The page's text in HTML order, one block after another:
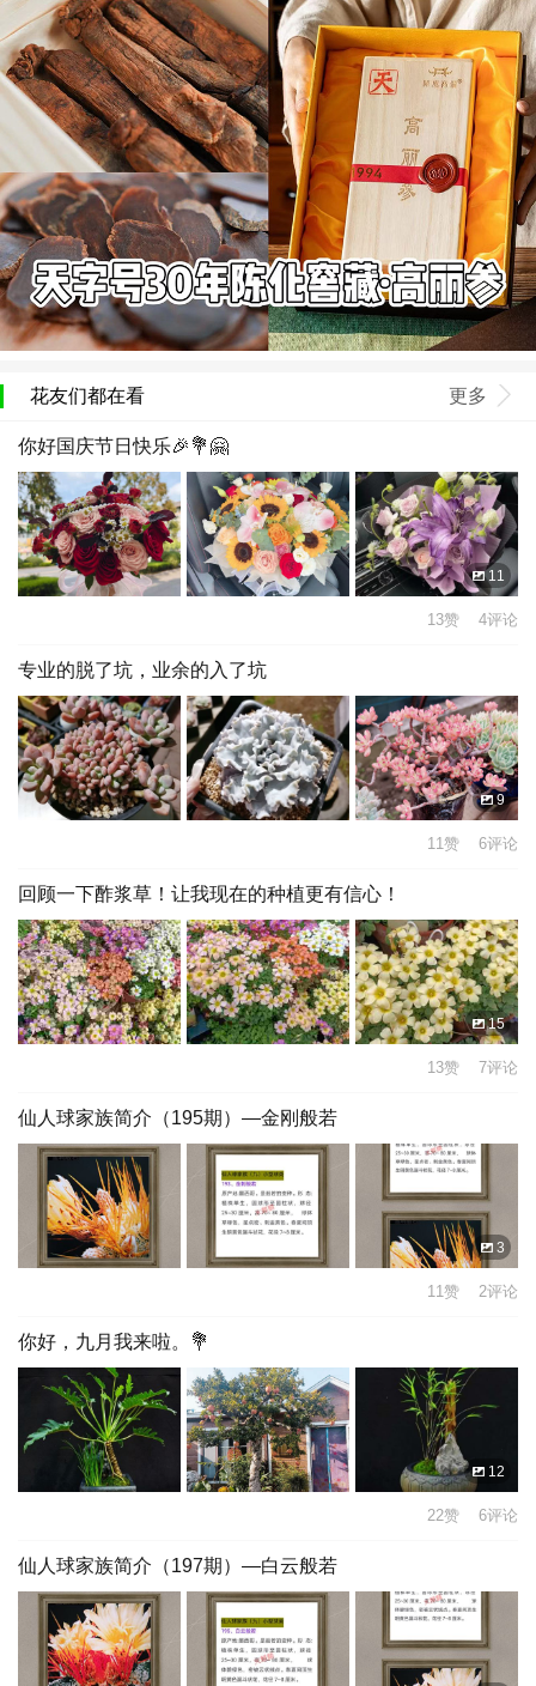
花友们都在看 更多
你好国庆节日快乐🎉💐🤗
11
13赞 4评论
专业的脱了坑，业余的入了坑
9
11赞 6评论
回顾一下酢浆草！让我现在的种植更有信心！
15
13赞 7评论
仙人球家族简介（195期）—金刚般若
3
11赞 2评论
你好，九月我来啦。💐
12
22赞 6评论
仙人球家族简介（197期）—白云般若